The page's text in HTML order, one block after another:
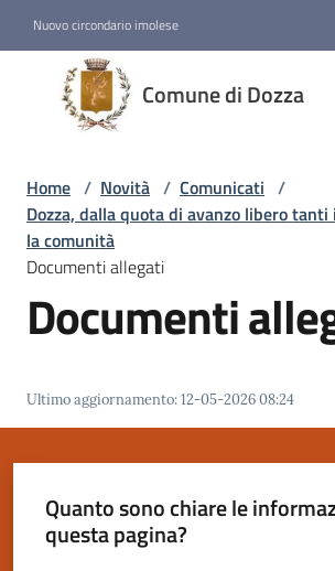
Nuovo circondario imolese
Comune di Dozza
Comune
di
Dozza
Amministrazione
Novità
Menu selezionato
Dozza
Home / Novità / Comunicati /
Dozza, dalla quota di avanzo libero
la comunità
Documenti allegati
Documenti
Ultimo aggiornamento:12-05-2026 08:24
Quanto sono chiare le
questa pagina?